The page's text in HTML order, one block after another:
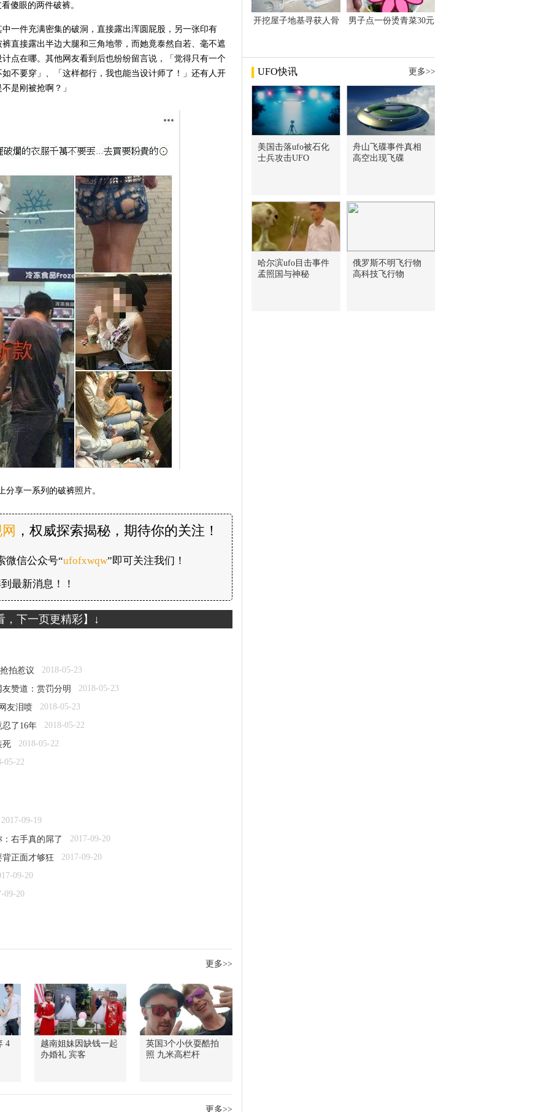
傻眼的两件破裤。
一件充满密集的破洞，直接露出浑圆屁股，另一张印有
裤直接露出半边大腿和三角地带，而她竟泰然自若、毫不遮
点在哪。其他网友看到后也纷纷留言说，「觉得只有一个
不要穿」、「这样都行，我也能当设计师了！」还有人开
是刚被抢啊？」
分享一系列的破裤照片。
，权威探索揭秘，期待你的关注！
微信公众号“ufofxwqw”即可关注我们！
最新消息！！
，下一页更精彩】↓
拍惹议 2018-05-23
赞道：赏罚分明 2018-05-23
友泪喷 2018-05-23
了16年 2018-05-22
死 2018-05-22
05-22
2017-09-19
右手真的屌了 2017-09-20
正面才够狂 2017-09-20
09-20
09-20
更多>>
4
越南姐妹因缺钱一起
办婚礼 宾客
英国3个小伙耍酷拍
照 九米高栏杆
更多>>
开挖屋子地基寻获人骨
男子点一份烫青菜30元
UFO快讯 更多>>
美国击落ufo被石化
士兵攻击UFO
舟山飞碟事件真相
高空出现飞碟
哈尔滨ufo目击事件
孟照国与神秘
俄罗斯不明飞行物
高科技飞行物